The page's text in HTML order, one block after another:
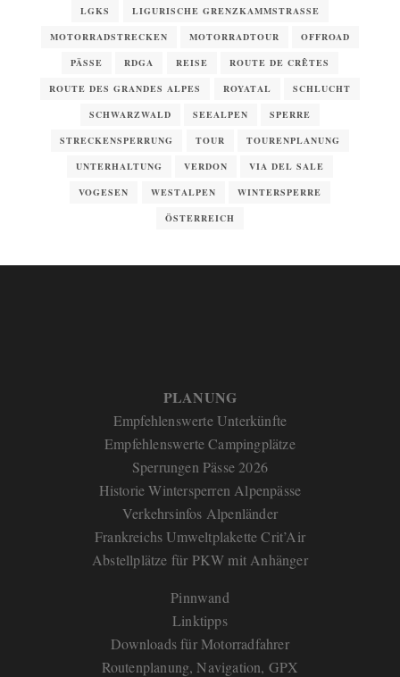
LGKS LIGURISCHE GRENZKAMMSTRASSE
MOTORRADSTRECKEN MOTORRADTOUR OFFROAD
PÄSSE RDGA REISE ROUTE DE CRÊTES
ROUTE DES GRANDES ALPES ROYATAL SCHLUCHT
SCHWARZWALD SEEALPEN SPERRE
STRECKENSPERRUNG TOUR TOURENPLANUNG
UNTERHALTUNG VERDON VIA DEL SALE
VOGESEN WESTALPEN WINTERSPERRE
ÖSTERREICH
PLANUNG
Empfehlenswerte Unterkünfte
Empfehlenswerte Campingplätze
Sperrungen Pässe 2026
Historie Wintersperren Alpenpässe
Verkehrsinfos Alpenländer
Frankreichs Umweltplakette Crit’Air
Abstellplätze für PKW mit Anhänger
Pinnwand
Linktipps
Downloads für Motorradfahrer
Routenplanung, Navigation, GPX